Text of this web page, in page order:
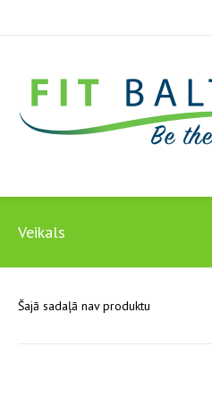
Veikals
Šajā sadaļā nav produktu